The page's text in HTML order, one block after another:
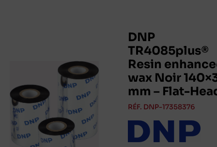
DNP
TR4085plus®
Resin
wax Noir
mm – Flat-
RÉF. DNP-17358376